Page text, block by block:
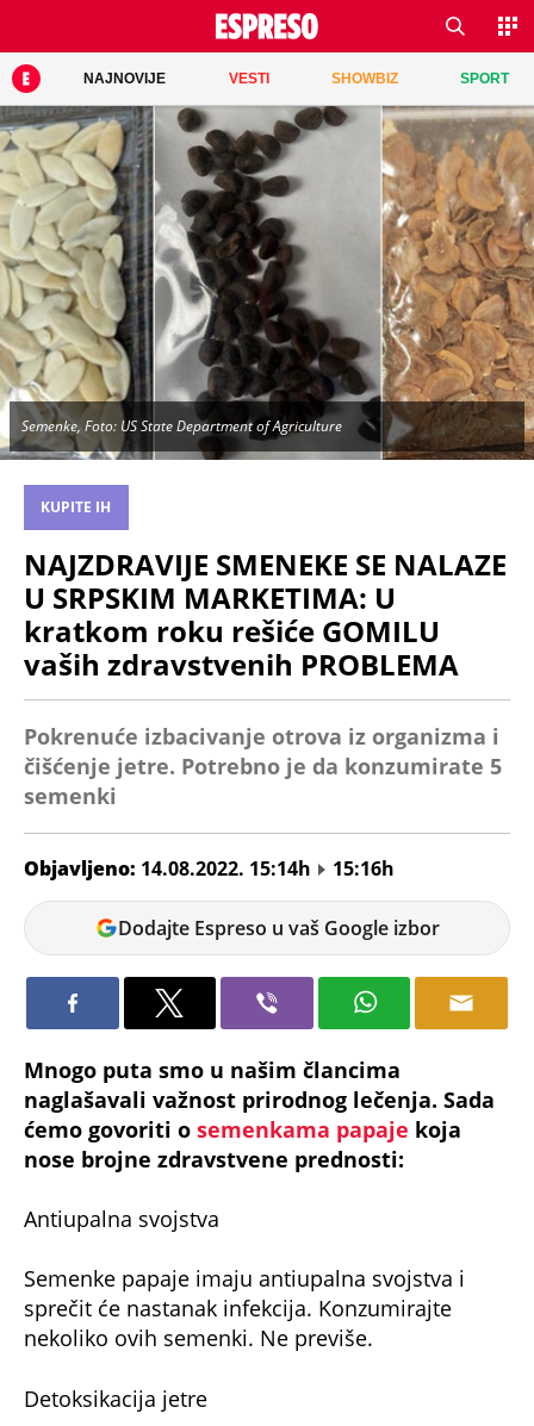
NAJNOVIJE VESTI SHOWBIZ SPORT
Semenke, Foto: US State Department of Agriculture
KUPITE IH
NAJZDRAVIJE SMENEKE SE NALAZE
U SRPSKIM MARKETIMA: U
kratkom roku rešiće GOMILU
vaših zdravstvenih PROBLEMA
Pokrenuće izbacivanje otrova iz organizma i
čišćenje jetre. Potrebno je da konzumirate 5
semenki
Objavljeno: 14.08.2022. 15:14h
15:16h
Milica
Tomic
Dodajte Espreso u vaš Google izbor
Mnogo puta smo u našim člancima
naglašavali važnost prirodnog lečenja. Sada
ćemo govoriti o semenkama papaje koja
nose brojne zdravstvene prednosti:
Antiupalna svojstva
Semenke papaje imaju antiupalna svojstva i
sprečit će nastanak infekcija. Konzumirajte
nekoliko ovih semenki. Ne previše.
Detoksikacija jetre